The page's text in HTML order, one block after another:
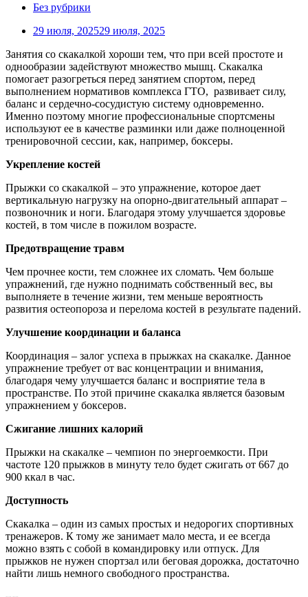
Без рубрики
29 июля, 202529 июля, 2025
Занятия со скакалкой хороши тем, что при всей простоте и
однообразии задействуют множество мышц. Скакалка
помогает разогреться перед занятием спортом, перед
выполнением нормативов комплекса ГТО, развивает силу,
баланс и сердечно-сосудистую систему одновременно.
Именно поэтому многие профессиональные спортсмены
используют ее в качестве разминки или даже полноценной
тренировочной сессии, как, например, боксеры.
Укрепление костей
Прыжки со скакалкой – это упражнение, которое дает
вертикальную нагрузку на опорно-двигательный аппарат –
позвоночник и ноги. Благодаря этому улучшается здоровье
костей, в том числе в пожилом возрасте.
Предотвращение травм
Чем прочнее кости, тем сложнее их сломать. Чем больше
упражнений, где нужно поднимать собственный вес, вы
выполняете в течение жизни, тем меньше вероятность
развития остеопороза и перелома костей в результате падений.
Улучшение координации и баланса
Координация – залог успеха в прыжках на скакалке. Данное
упражнение требует от вас концентрации и внимания,
благодаря чему улучшается баланс и восприятие тела в
пространстве. По этой причине скакалка является базовым
упражнением у боксеров.
Сжигание лишних калорий
Прыжки на скакалке – чемпион по энергоемкости. При
частоте 120 прыжков в минуту тело будет сжигать от 667 до
900 ккал в час.
Доступность
Скакалка – один из самых простых и недорогих спортивных
тренажеров. К тому же занимает мало места, и ее всегда
можно взять с собой в командировку или отпуск. Для
прыжков не нужен спортзал или беговая дорожка, достаточно
найти лишь немного свободного пространства.